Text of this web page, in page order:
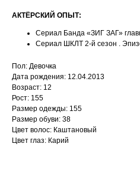
АКТЁРСКИЙ ОПЫТ:
Сериал Банда «ЗИГ ЗАГ»
Сериал ШКЛТ 2-й сезон .
Пол: Девочка
Дата рождения: 12.04.2013
Возраст: 12
Рост: 155
Размер одежды: 155
Размер обуви: 38
Цвет волос: Каштановый
Цвет глаз: Карий